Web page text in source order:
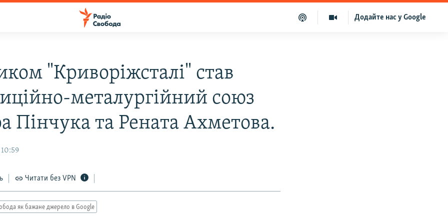
Додайте нас у Google
"Криворіжсталі" став
металургійний союз
Пінчука та Рената Ахметова.
Читати без VPN
як бажане джерело в Google